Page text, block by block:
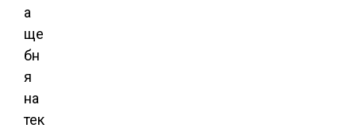
а
ще
бн
я
на
тек